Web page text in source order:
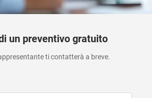
un preventivo gratuito
ti contatterà a breve.